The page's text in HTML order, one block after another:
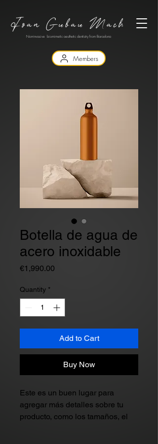
Non-invasive biomimetic aesthetic dentistry from Barcelona
Members
Botella de agua de
acero inoxidable
€1,990.00
Quantity *
Add to Cart
Buy Now
Este es un buen lugar para
agregar más detalles sobre tu
producto, como los tamaños, el